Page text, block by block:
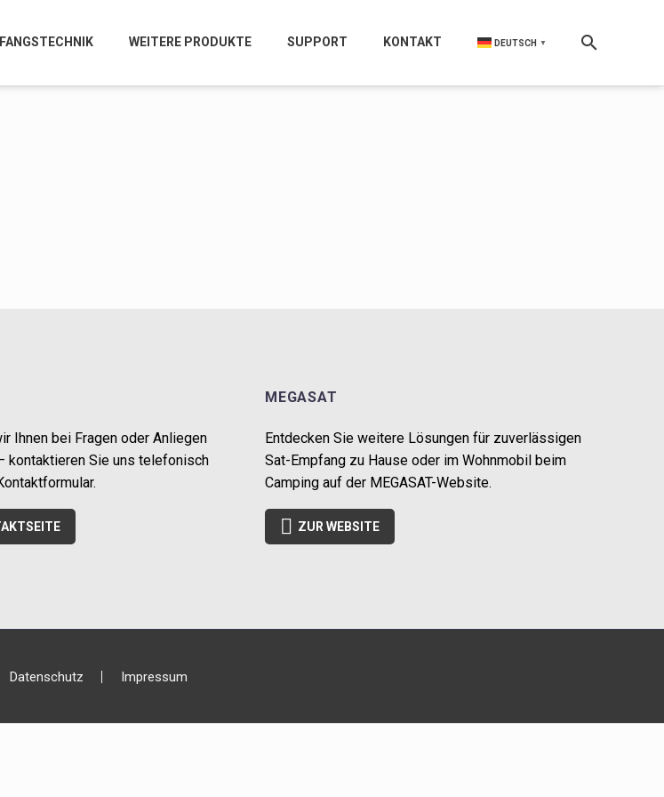
WEITERE PRODUKTE SUPPORT KONTAKT DEUTSCH ▼
Ihnen bei Fragen oder Anliegen
kontaktieren Sie uns telefonisch
MEGASAT
Entdecken Sie weitere Lösungen für zuverlässigen
Sat-Empfang zu Hause oder im Wohnmobil beim
Camping auf der MEGASAT-Website.
 ZUR WEBSITE
Datenschutz Impressum